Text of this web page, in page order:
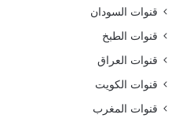
قنوات السودان
قنوات الطبخ
قنوات العراق
قنوات الكويت
قنوات المغرب